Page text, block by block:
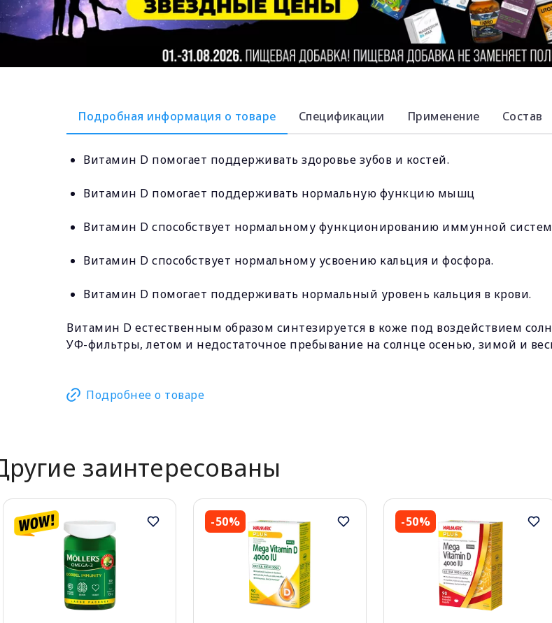
Подробная информация о товаре Спецификации Применение Состав
Витамин D помогает поддерживать здоровье зубов и костей.
Витамин D помогает поддерживать нормальную функцию мышц
Витамин D способствует нормальному функционированию иммунной
Витамин D способствует нормальному усвоению кальция и фосфора.
Витамин D помогает поддерживать нормальный уровень кальция в крови.
Витамин D естественным образом синтезируется в коже под воздействием
УФ-фильтры, летом и недостаточное пребывание на солнце осенью, зимой и
Подробнее о товаре
заинтересованы
-50% -50%